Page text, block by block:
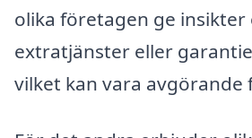
olika företagen ge insikter
extratjänster eller
vilket kan vara avgörande